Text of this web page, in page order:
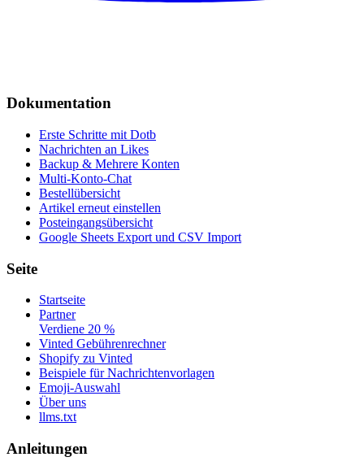
Dokumentation
Erste Schritte mit Dotb
Nachrichten an Likes
Backup & Mehrere Konten
Multi-Konto-Chat
Bestellübersicht
Artikel erneut einstellen
Posteingangsübersicht
Google Sheets Export und CSV Import
Seite
Startseite
Partner
Verdiene 20 %
Vinted Gebührenrechner
Shopify zu Vinted
Beispiele für Nachrichtenvorlagen
Emoji-Auswahl
Über uns
llms.txt
Anleitungen